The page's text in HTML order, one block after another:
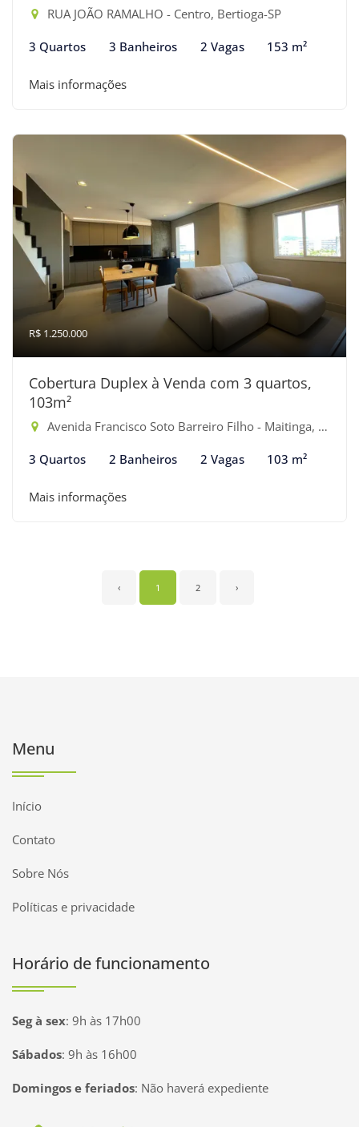
RUA JOÃO RAMALHO - Centro, Bertioga-SP
3 Quartos 3 Banheiros 2 Vagas 153 m²
Mais informações
R$ 1.250.000
Cobertura Duplex à Venda com 3 quartos,
103m²
Avenida Francisco Soto Barreiro Filho - Maitinga, Bertioga-SP
3 Quartos 2 Banheiros 2 Vagas 103 m²
Mais informações
‹ 1 2 ›
Menu
Início
Contato
Sobre Nós
Políticas e privacidade
Horário de funcionamento
Seg à sex: 9h às 17h00
Sábados: 9h às 16h00
Domingos e feriados: Não haverá expediente